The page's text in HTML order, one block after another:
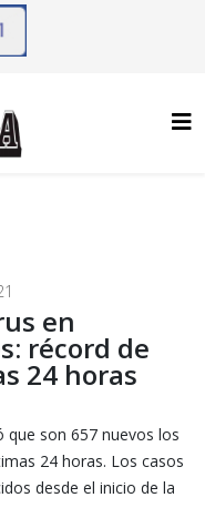
en
récord de
24 horas
que son 657 nuevos los
24 horas. Los casos
desde el inicio de la